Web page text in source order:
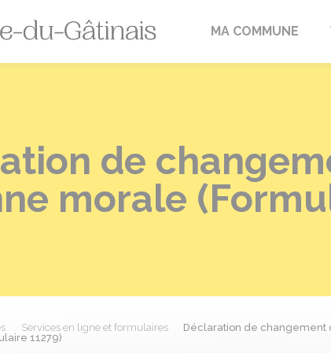
Fréville-du-Gâtinais
MA COMMUNE
de
morale
Services en ligne et formulaires
Déclaration de changement
11279)